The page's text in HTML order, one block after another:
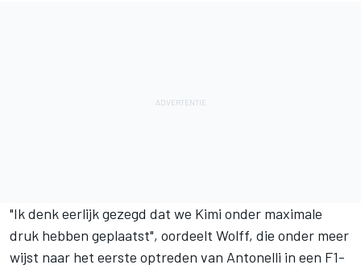
"Ik denk eerlijk gezegd dat we Kimi onder maximale
druk hebben geplaatst", oordeelt Wolff, die onder meer
wijst naar het eerste optreden van Antonelli in een F1-